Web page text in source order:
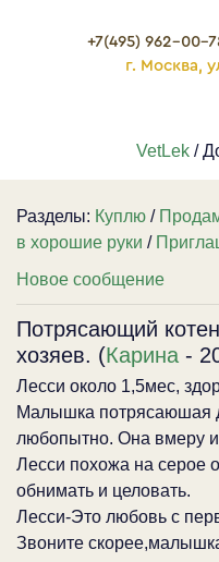
+7(495) 962-00-
г. Москва,
VetLek/
Разделы: Куплю /
в хорошие руки /
Новое сообщение
Потрясающий
хозяев. (Карина -
Лесси около 1,5мес,
Малышка потрясаюшая
любопытно. Она вмеру
Лесси похожа на серое
обнимать и целовать.
Лесси-Это любовь с
Звоните